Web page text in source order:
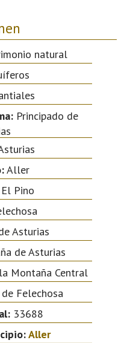
natural
Principado de
Aller
Pino
Asturias
de Asturias
Montaña Central
Felechosa
33688
Aller